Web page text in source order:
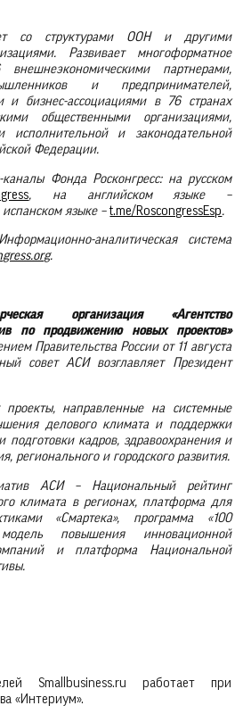
со структурами ООН и другими
Развивает многоформатное
внешнеэкономическими партнерами,
и предпринимателей,
и бизнес-ассоциациями в 76 странах
общественными организациями,
исполнительной и законодательной
Федерации.
Фонда Росконгресс: на русском
, на английском языке –
испанском языке –t.me/RoscongressEsp.
аналитическаясистема
.
организация «Агентство
по продвижению новых проектов»
Правительства России от 11 августа
совет АСИ возглавляет Президент
проекты, направленные на системные
делового климата и поддержки
подготовки кадров, здравоохранения и
регионального и городского развития.
АСИ – Национальный рейтинг
климата в регионах, платформа для
«Смартека», программа «100
повышения инновационной
и платформа Национальной
Smallbusiness.ru работает при
«Интериум».